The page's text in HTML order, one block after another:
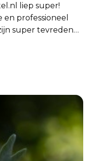
liep super!
professioneel
super tevreden
service! Zeker